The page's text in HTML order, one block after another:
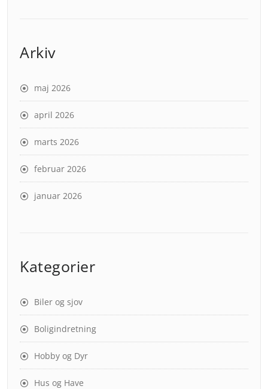
Arkiv
maj 2026
april 2026
marts 2026
februar 2026
januar 2026
Kategorier
Biler og sjov
Boligindretning
Hobby og Dyr
Hus og Have